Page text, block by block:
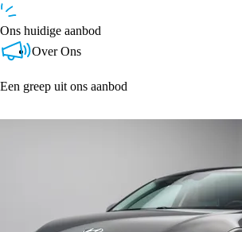
Over Ons
Ons huidige aanbod
Een greep uit ons aanbod